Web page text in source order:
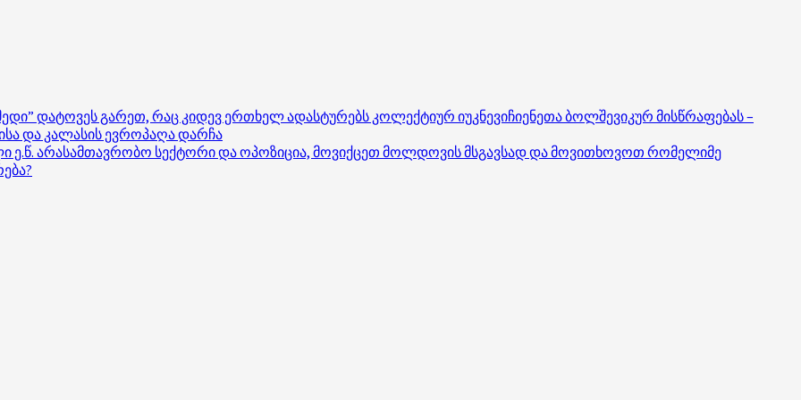
დატოვეს გარეთ, რაც კიდევ ერთხელ ადასტურებს კოლექტიურ იუკნევიჩიენეთა ბოლშევიკურ მისწრაფებას –
და კალასის ევროპაღა დარჩა
ე.წ. არასამთავრობო სექტორი და ოპოზიცია, მოვიქცეთ მოლდოვის მსგავსად და მოვითხოვოთ რომელიმე